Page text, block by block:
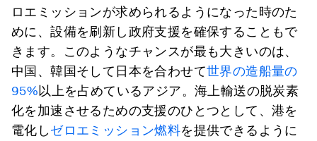
ロエミッションが求められるようになった時のた
めに、設備を刷新し政府支援を確保することもで
きます。このようなチャンスが最も大きいのは、
中国、韓国そして日本を合わせて世界の造船量の
95%以上を占めているアジア。海上輸送の脱炭素
化を加速させるための支援のひとつとして、港を
電化しゼロエミッション燃料を提供できるように